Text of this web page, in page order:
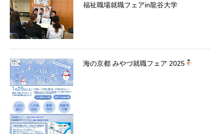
福祉職場就職フェアin龍谷大学
海の京都 みやづ就職フェア 2025